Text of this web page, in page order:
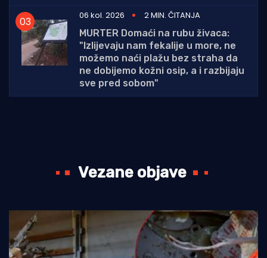
06 kol. 2026
2 MIN. ČITANJA
MURTER Domaći na rubu živaca:
"Izlijevaju nam fekalije u more, ne
možemo naći plažu bez straha da
ne dobijemo kožni osip, a i razbijaju
sve pred sobom"
Vezane objave